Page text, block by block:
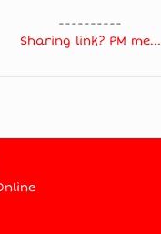
----------
Sharing link? PM me...